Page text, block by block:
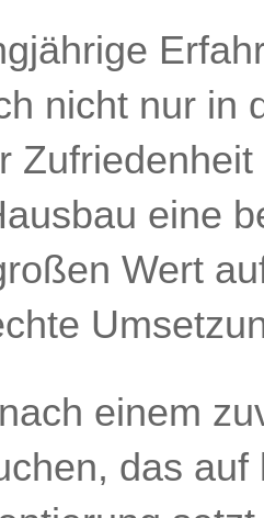
nicht nur in
eine
Wert
einem
das